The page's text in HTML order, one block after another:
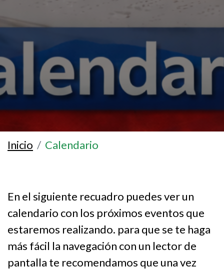
Inicio Calendario
En el siguiente recuadro puedes ver un
calendario con los próximos eventos que
estaremos realizando. para que se te haga
más fácil la navegación con un lector de
pantalla te recomendamos que una vez